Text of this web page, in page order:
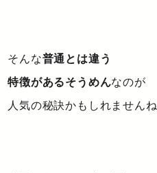
そんな普通とは違う
特徴があるそうめんなのが
人気の秘訣かもしれませんね